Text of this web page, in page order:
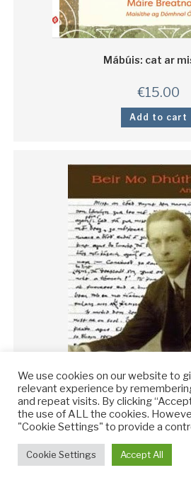
Mábúis: cat ar
€15.00
Add to cart
Beir mo Dhúthracht
We use cookies on our website to
relevant experience by
and repeat visits. By clicking
the use of ALL the cookies.
"Cookie Settings" to provide a
Cookie Settings Accept All